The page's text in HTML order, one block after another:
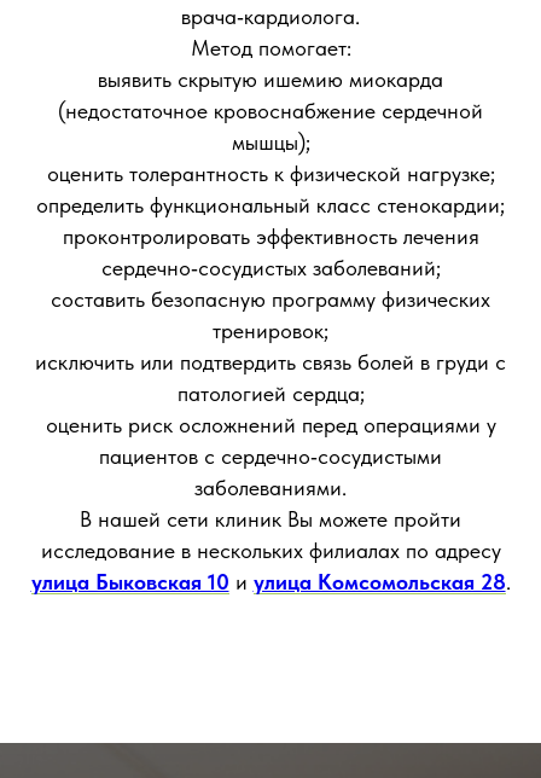
врача‑кардиолога.
Метод помогает:
выявить скрытую ишемию миокарда
(недостаточное кровоснабжение сердечной
мышцы);
оценить толерантность к физической нагрузке;
определить функциональный класс стенокардии;
проконтролировать эффективность лечения
сердечно‑сосудистых заболеваний;
составить безопасную программу физических
тренировок;
исключить или подтвердить связь болей в груди с
патологией сердца;
оценить риск осложнений перед операциями у
пациентов с сердечно‑сосудистыми
заболеваниями.
В нашей сети клиник Вы можете пройти
исследование в нескольких филиалах по адресу
улица Быковская 10 и улица Комсомольская 28.